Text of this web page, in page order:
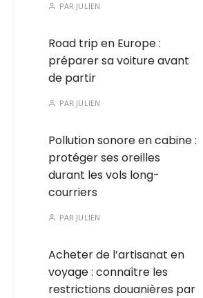
PAR JULIEN
Road trip en Europe :
préparer sa voiture avant
de partir
PAR JULIEN
Pollution sonore en cabine :
protéger ses oreilles
durant les vols long-
courriers
PAR JULIEN
Acheter de l’artisanat en
voyage : connaître les
restrictions douanières par